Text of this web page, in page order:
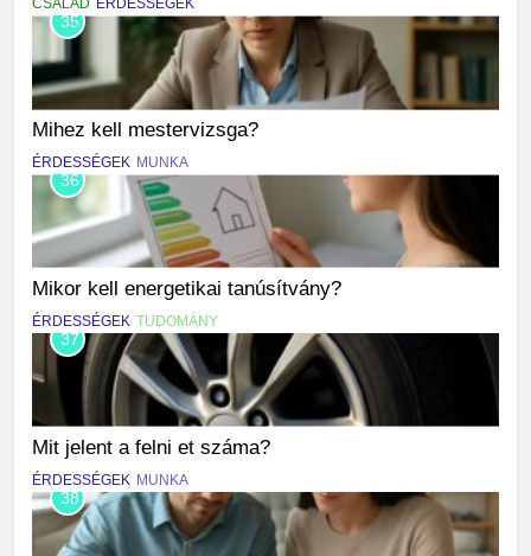
CSALÁD ÉRDESSÉGEK
35
Mihez kell mestervizsga?
ÉRDESSÉGEK MUNKA
36
Mikor kell energetikai tanúsítvány?
ÉRDESSÉGEK TUDOMÁNY
37
Mit jelent a felni et száma?
ÉRDESSÉGEK MUNKA
38